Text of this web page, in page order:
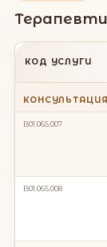
КОД УСЛУГИ
КОНСУЛЬТАЦИЯ
B01.065.007
B01.065.008